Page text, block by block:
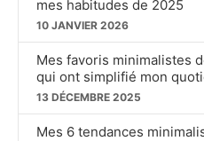
mes habitudes de 2025
10 JANVIER 2026
Mes favoris minimalistes
qui ont simplifié mon
13 DÉCEMBRE 2025
Mes 6 tendances